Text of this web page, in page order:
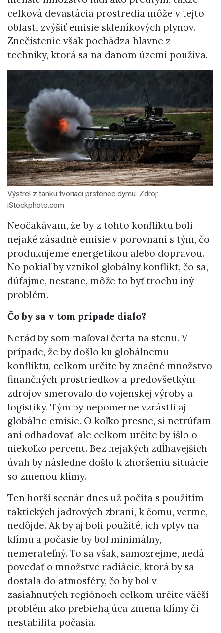
celková devastácia prostredia môže v tejto
oblasti zvýšiť emisie skleníkových plynov.
Znečistenie však pochádza hlavne z
techniky, ktorá sa na danom území používa.
Výstrel z tanku tvoriaci prstenec dymu. Zdroj:
iStockphoto.com
Neočakávam, že by z tohto konfliktu boli
nejaké zásadné emisie v porovnaní s tým, čo
produkujeme energetikou alebo dopravou.
No pokiaľ by vznikol globálny konflikt, čo sa,
dúfajme, nestane, môže to byť trochu iný
problém.
Čo by sa v tom prípade dialo?
Nerád by som maľoval čerta na stenu. V
prípade, že by došlo ku globálnemu
konfliktu, celkom určite by značné množstvo
finančných prostriedkov a predovšetkým
zdrojov smerovalo do vojenskej výroby a
logistiky. Tým by nepomerne vzrástli aj
globálne emisie. O koľko presne, si netrúfam
ani odhadovať, ale celkom určite by išlo o
niekoľko percent. Bez nejakých zdĺhavejších
úvah by následne došlo k zhoršeniu situácie
so zmenou klímy.
Ten horší scenár dnes už počíta s použitím
taktických jadrových zbraní, k čomu, verme,
nedôjde. Ak by aj boli použité, ich vplyv na
klímu a počasie by bol minimálny,
nemerateľný. To sa však, samozrejme, nedá
povedať o množstve radiácie, ktorá by sa
dostala do atmosféry, čo by bol v
zasiahnutých regiónoch celkom určite väčší
problém ako prebiehajúca zmena klímy či
nestabilita počasia.